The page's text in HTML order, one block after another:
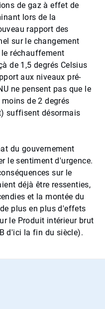
de gaz à effet de
lors de la
rapport des
sur le changement
réchauffement
de 1,5 degrés Celsius
aux niveaux pré-
ne pensent pas que le
de 2 degrés
suffisent désormais
du gouvernement
le sentiment d'urgence.
sur le
déjà être ressenties,
et la montée du
plus en plus d'effets
le Produit intérieur brut
d'ici la fin du siècle).